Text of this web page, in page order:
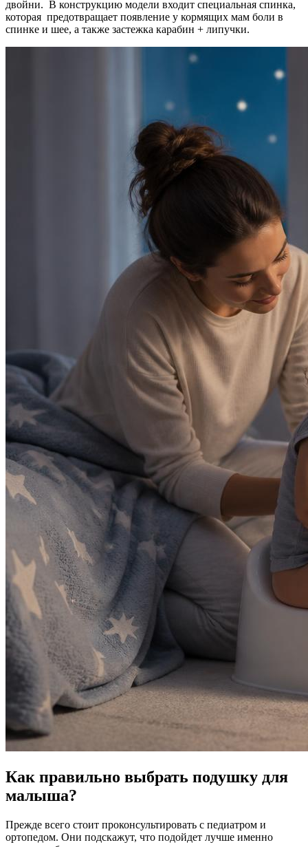
двойни. В конструкцию модели входит специальная спинка,
которая предотвращает появление у кормящих мам боли в
спинке и шее, а также застежка карабин + липучки.
Как правильно выбрать подушку для
малыша?
Прежде всего стоит проконсультировать с педиатром и
ортопедом. Они подскажут, что подойдет лучше именно